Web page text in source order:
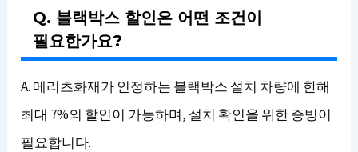
Q. 블랙박스 할인은 어떤 조건이
필요한가요?
A. 메리츠화재가 인정하는 블랙박스 설치 차량에 한해
최대 7%의 할인이 가능하며, 설치 확인을 위한 증빙이
필요합니다.